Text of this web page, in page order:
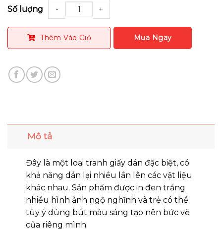
Số lượng
Thêm Vào Giỏ
Mô tả
Đây là một loại tranh giấy dán đặc biệt, có
khả năng dán lại nhiều lần lên các vật liệu
khác nhau. Sản phẩm được in đen trắng
nhiều hình ảnh ngộ nghĩnh và trẻ có thể
tùy ý dùng bút màu sáng tạo nên bức vẽ
của riêng mình.